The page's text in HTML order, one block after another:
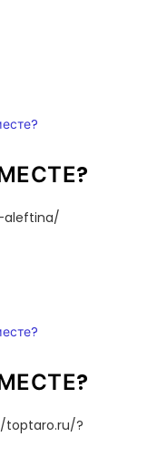
aleftina/
toptaro.ru/?